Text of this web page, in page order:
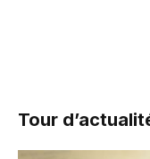
Tour